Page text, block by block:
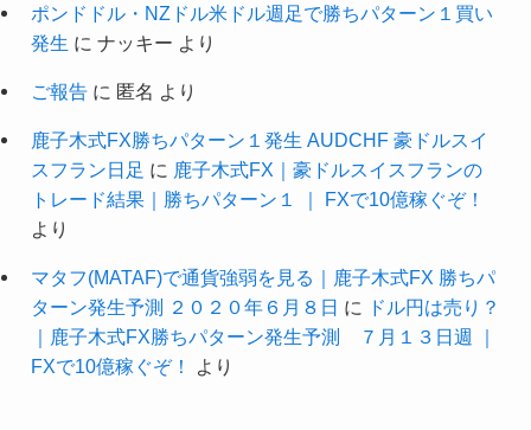
ポンドドル・NZドル米ドル週足で勝ちパターン１買い
発生 に ナッキー より
ご報告に 匿名 より
鹿子木式FX勝ちパターン１発生 AUDCHF 豪ドルスイ
スフラン日足 に 鹿子木式FX｜豪ドルスイスフランの
トレード結果｜勝ちパターン１ ｜ FXで10億稼ぐぞ！
より
マタフ(MATAF)で通貨強弱を見る｜鹿子木式FX 勝ちパ
ターン発生予測 ２０２０年６月８日 に
ドル円は売り？
｜鹿子木式FX勝ちパターン発生予測 ７月１３日週 ｜
FXで10億稼ぐぞ！
より